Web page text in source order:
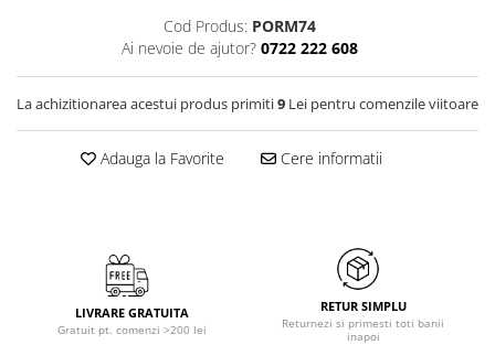
Cod Produs: PORM74
Ai nevoie de ajutor? 0722 222 608
La achizitionarea acestui produs primiti9 Lei pentru comenzile viitoare
Adauga la Favorite Cere informatii
LIVRARE GRATUITA
Gratuit pt. comenzi >200 lei
RETUR SIMPLU
Returnezi si primesti toti banii
inapoi